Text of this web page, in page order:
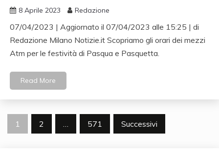
8 Aprile 2023 Redazione
07/04/2023 | Aggiornato il 07/04/2023 alle 15:25 | di
Redazione Milano Notizie.it Scopriamo gli orari dei mezzi
Atm per le festività di Pasqua e Pasquetta.
Read More
Navigazione
1 2 … 571 Successivi